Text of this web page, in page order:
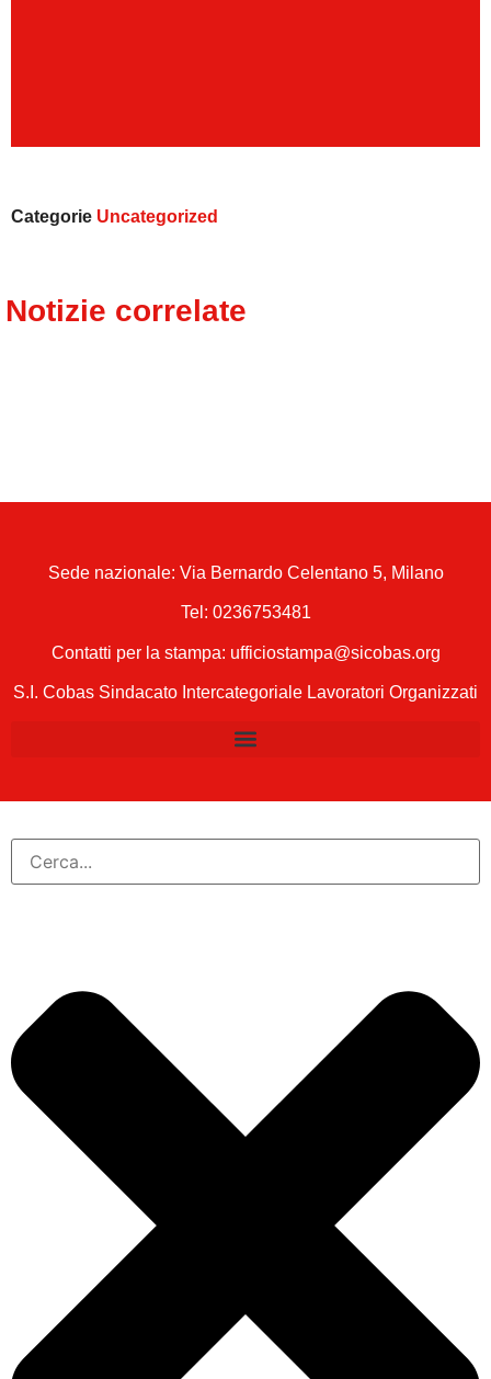
Categorie Uncategorized
Notizie correlate
Sede nazionale: Via Bernardo Celentano 5, Milano
Tel: 0236753481
Contatti per la stampa: ufficiostampa@sicobas.org
S.I. Cobas Sindacato Intercategoriale Lavoratori Organizzati